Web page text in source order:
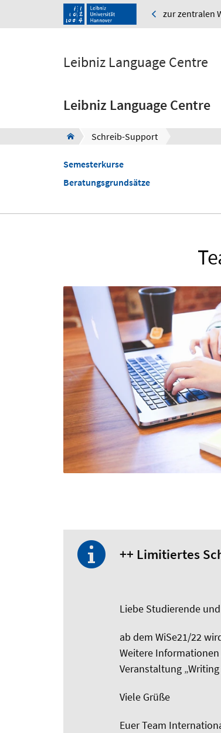
zur zentralen
Leibniz Language Centre
Leibniz Language Centre
Schreib-Support
Semesterkurse
Beratungsgrundsätze
++ Limitiertes
Liebe Studierende
ab dem WiSe21/22
Weitere
Veranstaltung
Viele Grüße
Euer Team